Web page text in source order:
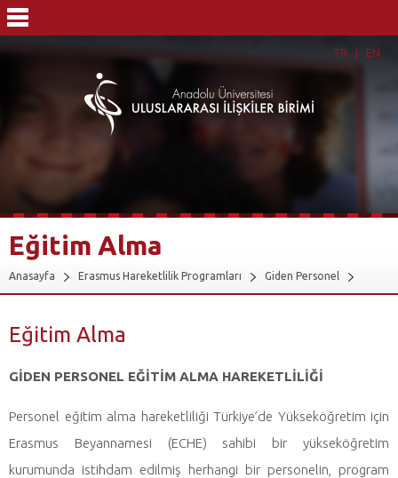
TR EN
Eğitim Alma
Anasayfa Erasmus Hareketlilik Programları Giden Personel
Eğitim Alma
GİDEN PERSONEL EĞİTİM ALMA HAREKETLİLİĞİ
Personel eğitim alma hareketliliği Türkiye’de Yükseköğretim için
Erasmus Beyannamesi (ECHE) sahibi bir yükseköğretim
kurumunda istihdam edilmiş herhangi bir personelin, program